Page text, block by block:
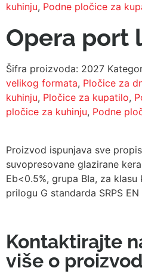
kuhinju, Podne pločice za
Opera port
Šifra proizvoda: 2027
velikog formata, Pločice za
kuhinju, Pločice za kupatilo,
pločice za kuhinju, Podne
Proizvod ispunjava sve
suvopresovane glazirane
Eb<0.5%, grupa BIa, za
prilogu G standarda SRPS EN
Kontaktirajte
više o